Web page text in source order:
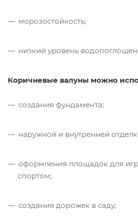
морозостойкость;
низкий уровень
Коричневые валуны можно
создания фундамента;
наружной и внутренней
оформления площадок для
спортом;
создания дорожек в саду;